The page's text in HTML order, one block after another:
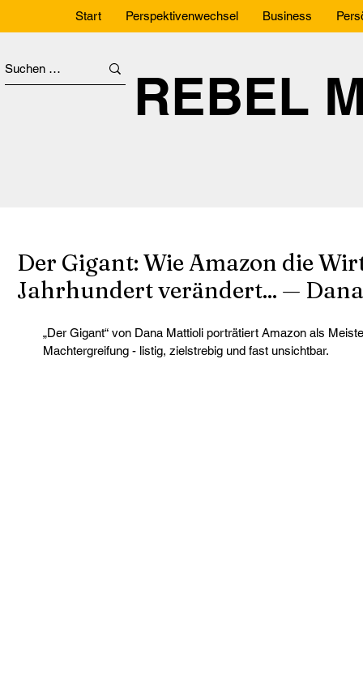
Start Perspektivenwechsel Business
REBEL
Der Gigant: Wie Amazon die
Jahrhundert verändert... —
„Der Gigant“ von Dana Mattioli porträtiert Amazon als
Machtergreifung - listig, zielstrebig und fast unsichtbar.